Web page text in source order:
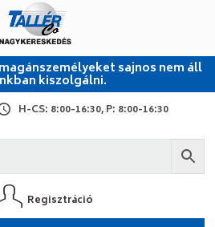
sajnos nem áll
kiszolgálni.
H-CS: 8:00-16:30, P: 8:00-16:30
Regisztráció